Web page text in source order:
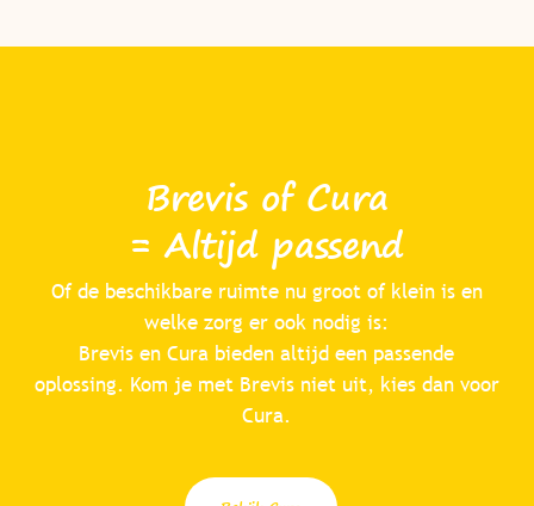
Brevis of Cura
= Altijd passend
Of de beschikbare ruimte nu groot of klein is en
welke zorg er ook nodig is:
Brevis en Cura bieden altijd een passende
oplossing. Kom je met Brevis niet uit, kies dan voor
Cura.